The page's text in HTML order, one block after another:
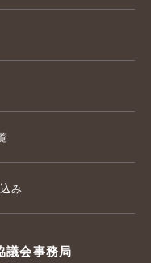
み
議会事務局